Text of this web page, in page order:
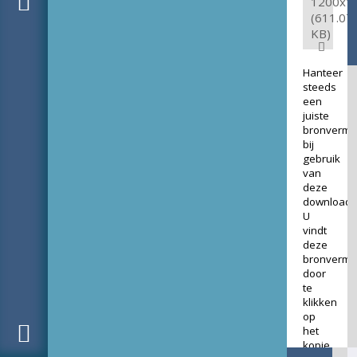
(611.07
KB)
Hanteer
steeds
een
juiste
bij
gebruik
van
deze
download.
U
vindt
deze
door
te
klikken
op
het
kopje